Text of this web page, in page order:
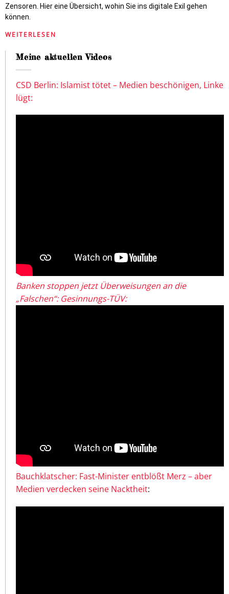
Zensoren. Hier eine Übersicht, wohin Sie ins digitale Exil gehen
können.
WEITERLESEN
Meine aktuellen Videos
CSD Berlin: Islamist tötet – Medien beschönigen, Linke
lügt:
Banken stoppen jetzt Überweisungen an die
„Falschen“: Gesinnungs-TÜV:
Bauchklatscher: Fast-Minister entblößt Merz – aber
Medien verdecken seine Nacktheit: